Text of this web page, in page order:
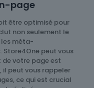
page
être optimisé pour
non seulement le
les méta-
Store4One peut vous
de votre page est
il peut vous rappeler
ce qui est crucial